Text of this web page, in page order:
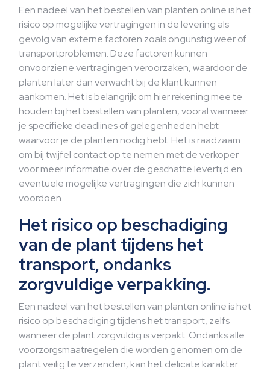
Een nadeel van het bestellen van planten online is het
risico op mogelijke vertragingen in de levering als
gevolg van externe factoren zoals ongunstig weer of
transportproblemen. Deze factoren kunnen
onvoorziene vertragingen veroorzaken, waardoor de
planten later dan verwacht bij de klant kunnen
aankomen. Het is belangrijk om hier rekening mee te
houden bij het bestellen van planten, vooral wanneer
je specifieke deadlines of gelegenheden hebt
waarvoor je de planten nodig hebt. Het is raadzaam
om bij twijfel contact op te nemen met de verkoper
voor meer informatie over de geschatte levertijd en
eventuele mogelijke vertragingen die zich kunnen
voordoen.
Het risico op beschadiging
van de plant tijdens het
transport, ondanks
zorgvuldige verpakking.
Een nadeel van het bestellen van planten online is het
risico op beschadiging tijdens het transport, zelfs
wanneer de plant zorgvuldig is verpakt. Ondanks alle
voorzorgsmaatregelen die worden genomen om de
plant veilig te verzenden, kan het delicate karakter